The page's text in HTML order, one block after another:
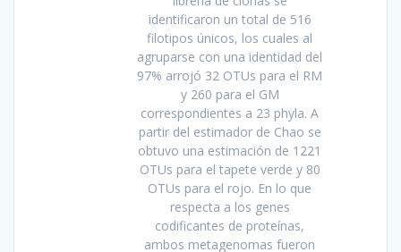
identificaron un total de 516
filotipos únicos, los cuales al
agruparse con una identidad del
97% arrojó 32 OTUs para el RM
y 260 para el GM
correspondientes a 23 phyla. A
partir del estimador de Chao se
obtuvo una estimación de 1221
OTUs para el tapete verde y 80
OTUs para el rojo. En lo que
respecta a los genes
codificantes de proteínas,
ambos metagenomas fueron